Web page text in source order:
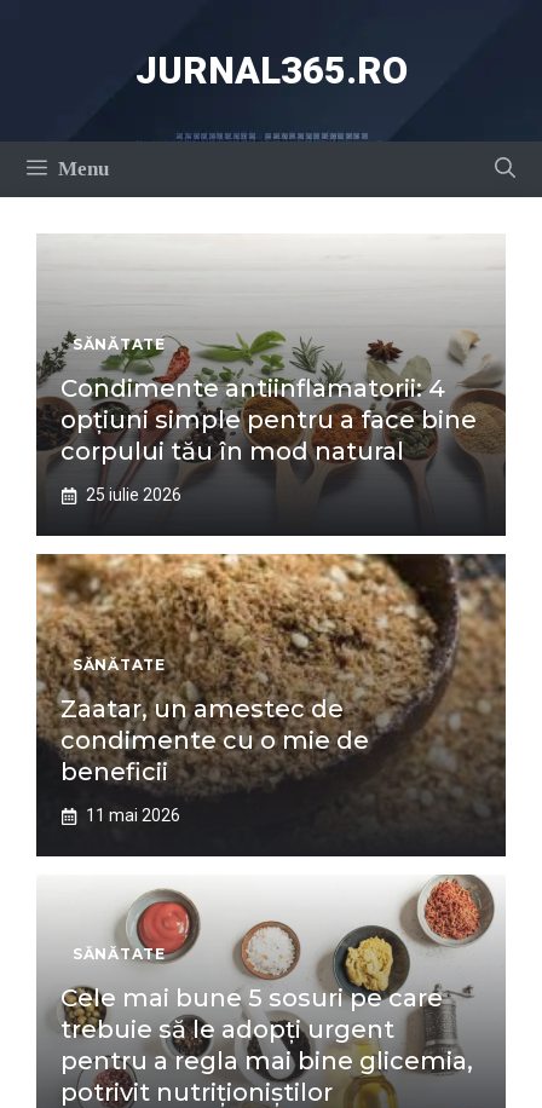
JURNAL365.RO
Menu
SĂNĂTATE
Condimente antiinflamatorii: 4
opțiuni simple pentru a face bine
corpului tău în mod natural
25 iulie 2026
SĂNĂTATE
Zaatar, un amestec de
condimente cu o mie de
beneficii
11 mai 2026
SĂNĂTATE
Cele mai bune 5 sosuri pe care
trebuie să le adopți urgent
pentru a regla mai bine glicemia,
potrivit nutriționiștilor